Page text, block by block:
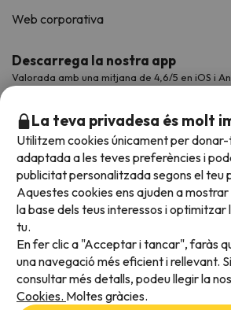
Web corporativa
Descarrega la nostra app
Valorada amb una mitjana de 4,6/5 en iOS i
Acceptem
La teva privadesa és molt
Utilitzem cookies únicament per
adaptada a les teves preferències i
publicitat personalitzada segons el teu
Aquestes cookies ens ajuden a
la base dels teus interessos i
tu.
En fer clic a "Acceptar i tancar", faràs
una navegació més eficient i rellevant.
consultar més detalls, podeu llegir la
Cookies. Moltes gràcies.